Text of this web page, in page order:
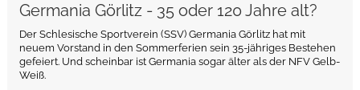
Germania Görlitz - 35 oder 120 Jahre alt?
Der Schlesische Sportverein (SSV) Germania Görlitz hat mit
neuem Vorstand in den Sommerferien sein 35-jähriges Bestehen
gefeiert. Und scheinbar ist Germania sogar älter als der NFV Gelb-
Weiß.